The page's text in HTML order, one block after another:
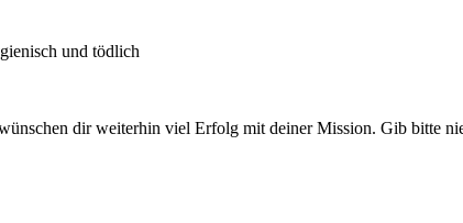
und tödlich
dir weiterhin viel Erfolg mit deiner Mission. Gib bitte